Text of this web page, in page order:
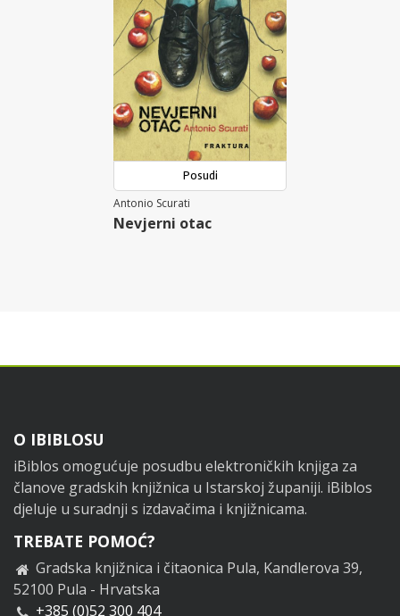
Posudi
Antonio Scurati
Nevjerni otac
Footer
O IBIBLOSU
iBiblos omogućuje posudbu elektroničkih knjiga za
članove gradskih knjižnica u Istarskoj županiji. iBiblos
djeluje u suradnji s izdavačima i knjižnicama.
TREBATE POMOĆ?
Gradska knjižnica i čitaonica Pula, Kandlerova 39,
52100 Pula - Hrvatska
+385 (0)52 300 404